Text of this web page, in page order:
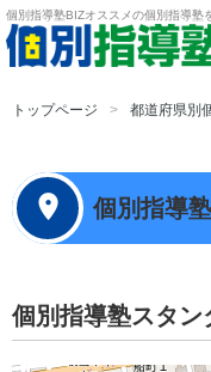
個別指導塾BIZオススメの個別指導塾を
トップページ 都道府県別
個別指導
個別指導塾スタン